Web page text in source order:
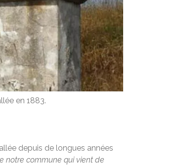
en 1883.
depuis de longues années
notre commune qui vient de